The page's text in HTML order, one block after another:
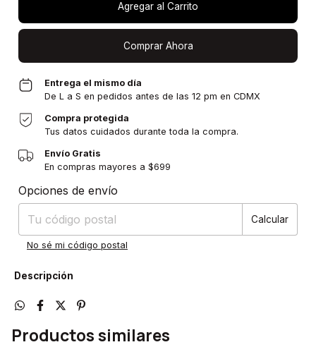
Agregar al Carrito
Comprar Ahora
Entrega el mismo día
De L a S en pedidos antes de las 12 pm en CDMX
Compra protegida
Tus datos cuidados durante toda la compra.
Envío Gratis
En compras mayores a $699
Entregas para el CP:
Opciones de envío
Calcular
No sé mi código postal
Descripción
Productos similares